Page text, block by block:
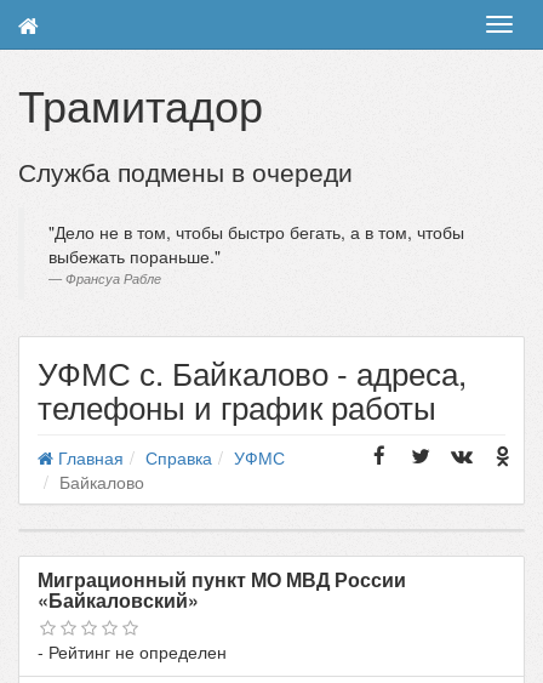
Трамитадор
Служба подмены в очереди
Дело не в том, чтобы быстро бегать, а в том, чтобы
выбежать пораньше.
Франсуа Рабле
УФМС с. Байкалово - адреса,
телефоны и график работы
Главная Справка
УФМС
Байкалово
Миграционный пункт МО МВД России
«Байкаловский»
- Рейтинг не определен